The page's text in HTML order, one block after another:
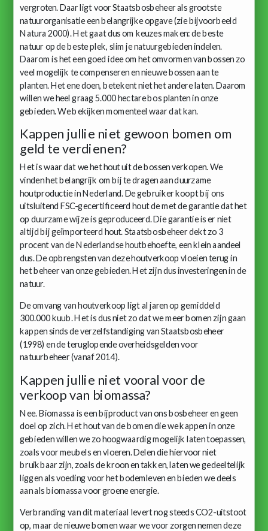
vergroten. Daar ligt voor Staatsbosbeheer als grootste
natuurorganisatie een belangrijke opgave (zie bijvoorbeeld
Natura 2000). Het gaat dus om keuzes maken: de beste
natuur op de beste plek, slim je natuurgebieden indelen.
Daarom is het een goed idee om het omvormen van bossen zo
veel mogelijk te compenseren en nieuwe bossen aan te
planten. Het ene doen, betekent niet het andere laten. Daarom
willen we heel graag 5.000 hectare bos planten in onze
gebieden. We bekijken momenteel waar dat kan.
Kappen jullie niet gewoon bomen om
geld te verdienen?
Het is waar dat we het hout uit de bossen verkopen. We
vinden het belangrijk om bij te dragen aan duurzame
houtproductie in Nederland. De gebruiker koopt bij ons
uitsluitend FSC-gecertificeerd hout de met de garantie dat het
op duurzame wijze is geproduceerd. Die garantie is er niet
altijd bij geïmporteerd hout. Staatsbosbeheer dekt zo 3
procent van de Nederlandse houtbehoefte, een klein aandeel
dus. De opbrengsten van deze houtverkoop vloeien terug in
het beheer van onze gebieden. Het zijn dus investeringen in de
natuur.
De omvang van houtverkoop ligt al jaren op gemiddeld
300.000 kuub. Het is dus niet zo dat we meer bomen zijn gaan
kappen sinds de verzelfstandiging van Staatsbosbeheer
(1998) en de teruglopende overheidsgelden voor
natuurbeheer (vanaf 2014).
Kappen jullie niet vooral voor de
verkoop van biomassa?
Nee. Biomassa is een bijproduct van ons bosbeheer en geen
doel op zich. Het hout van de bomen die we kappen in onze
gebieden willen we zo hoogwaardig mogelijk laten toepassen,
zoals voor meubels en vloeren. Delen die hiervoor niet
bruikbaar zijn, zoals de kroon en takken, laten we gedeeltelijk
liggen als voeding voor het bodemleven en bieden we deels
aan als biomassa voor groene energie.
Verbranding van dit materiaal levert nog steeds CO2-uitstoot
op, maar de nieuwe bomen waar we voor zorgen nemen deze